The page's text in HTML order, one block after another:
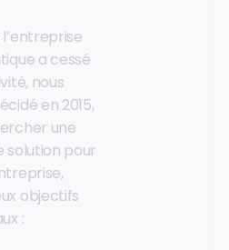
l’entreprise
a cessé
nous
en 2015,
une
solution pour
objectifs
: